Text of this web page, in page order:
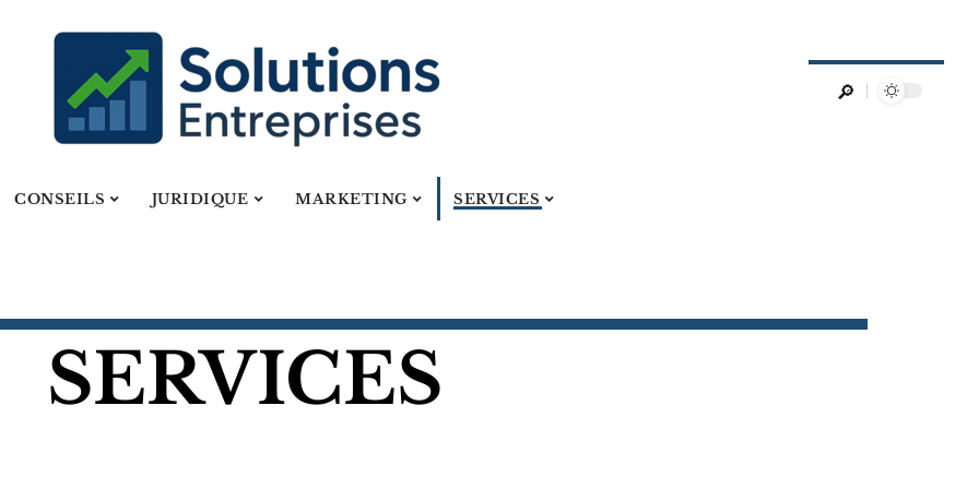
CONSEILS JURIDIQUE MARKETING SERVICES
SERVICES